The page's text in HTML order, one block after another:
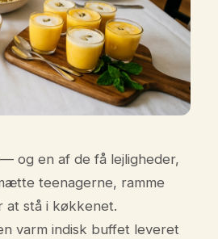
og en af de få lejligheder,
teenagerne, ramme
at stå i køkkenet.
varm indisk buffet leveret